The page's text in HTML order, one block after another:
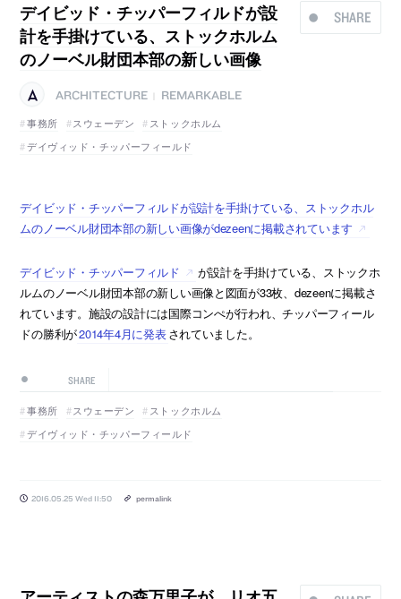
SHARE
デイビッド・チッパーフィルドが設
計を手掛けている、ストックホルム
のノーベル財団本部の新しい画像
ARCHITECTURE
REMARKABLE
事務所
スウェーデン
ストックホルム
デイヴィッド・チッパーフィールド
デイビッド・チッパーフィルドが設計を手掛けている、ストックホル
ムのノーベル財団本部の新しい画像がdezeenに掲載されています
デイビッド・チッパーフィルド
が設計を手掛けている、ストックホ
ルムのノーベル財団本部の新しい画像と図面が33枚、dezeenに掲載さ
れています。施設の設計には国際コンぺが行われ、チッパーフィール
ドの勝利が2014年4月に発表されていました。
SHARE
事務所 スウェーデン
ストックホルム
デイヴィッド・チッパーフィールド
2016.05.25 Wed 11:50 permalink